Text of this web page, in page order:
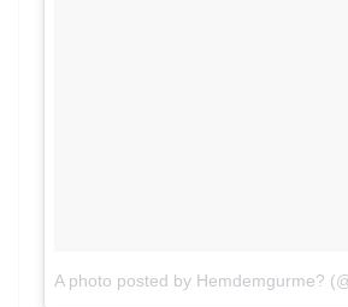
A photo posted by Hemdemgurme?